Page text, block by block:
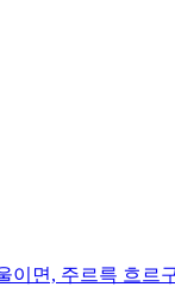
면, 주르륵 흐